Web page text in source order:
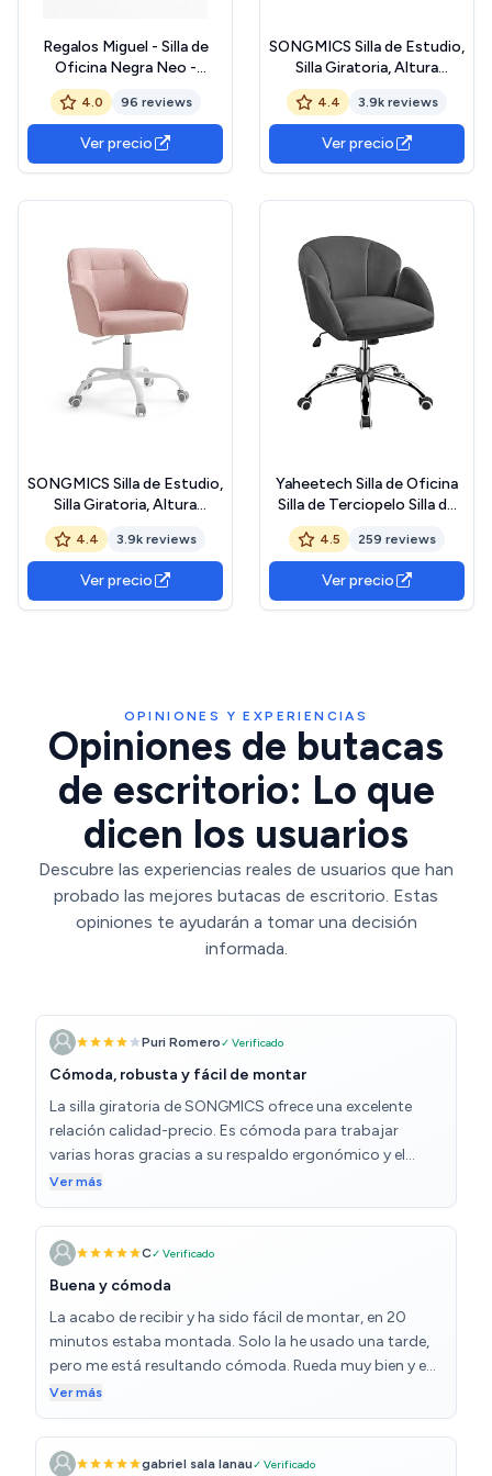
Regalos Miguel - Silla de
Oficina Negra Neo -
Máxima Ergonomía - Ideal
para Escritorio y Gaming
4.0 96 reviews
Ver precio
SONGMICS Silla de Estudio,
Silla Giratoria, Altura
Ajustable, Carga de 110 kg,
Marco de Acero, Tela de
Algodón-Lino Transpirable,
para Estudio, Dormitorio,
Marrón OBG019K01 The
4.4 3.9k reviews
Ver precio
SONGMICS Silla de Estudio,
Silla Giratoria, Altura
Ajustable, Carga de 110 kg,
Marco de Acero, Tela de
Algodón-Lino Transpirable,
para Estudio, Dormitorio,
Rosa OBG019P01
4.4 3.9k reviews
Ver precio
Yaheetech Silla de Oficina
Silla de Terciopelo Silla de
Trabajo Silla Alchoado de
Terciopelo con Ruedas Silla
Hogar Oficina MAX
Capacidad 136 KG Color
Gris
4.5 259 reviews
Ver precio
OPINIONES Y EXPERIENCIAS
Opiniones de butacas
de escritorio: Lo que
dicen los usuarios
Descubre las experiencias reales de usuarios que han
probado las mejores butacas de escritorio. Estas
opiniones te ayudarán a tomar una decisión
informada.
Puri Romero✓ Verificado
Cómoda, robusta y fácil de montar
La silla giratoria de SONGMICS ofrece una excelente
relación calidad-precio. Es cómoda para trabajar
varias horas gracias a su respaldo ergonómico y el
asiento bien acolchado. La función de inclinación se
nota fluida y el ajuste de altura permite adaptarla
fácilmente a distintos escritorios. Además, el montaje
es sencillo y las instrucciones son claras. Los materiales
se sienten resistentes y el diseño es moderno,
encajando bien tanto en oficina como en casa. Como
pequeño detalle, el respaldo podría tener un poco más
de soporte lumbar, pero aun así resulta muy
confortable. Ideal para quienes buscan una silla
práctica, cómoda y duradera sin gastar demasiado.
Ver más
C✓ Verificado
Buena y cómoda
La acabo de recibir y ha sido fácil de montar, en 20
minutos estaba montada. Solo la he usado una tarde,
pero me está resultando cómoda. Rueda muy bien y es
fácil de subir y bajar.
Ver más
gabriel sala lanau✓ Verificado